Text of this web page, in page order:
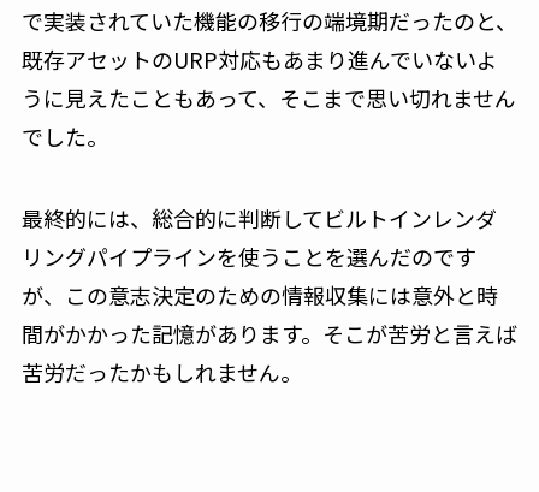
で実装されていた機能の移行の端境期だったのと、
既存アセットのURP対応もあまり進んでいないよ
うに見えたこともあって、そこまで思い切れません
でした。
最終的には、総合的に判断してビルトインレンダ
リングパイプラインを使うことを選んだのです
が、この意志決定のための情報収集には意外と時
間がかかった記憶があります。そこが苦労と言えば
苦労だったかもしれません。